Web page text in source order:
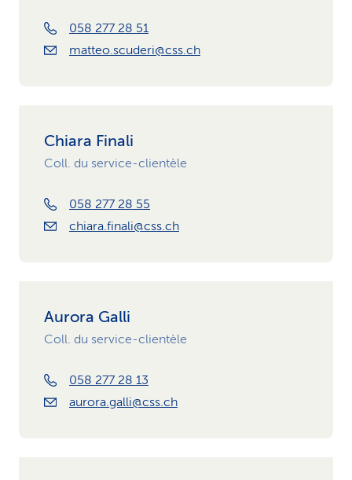
058 277 28 51
matteo.scuderi@css.ch
Chiara Finali
Coll. du service-clientèle
058 277 28 55
chiara.finali@css.ch
Aurora Galli
Coll. du service-clientèle
058 277 28 13
aurora.galli@css.ch